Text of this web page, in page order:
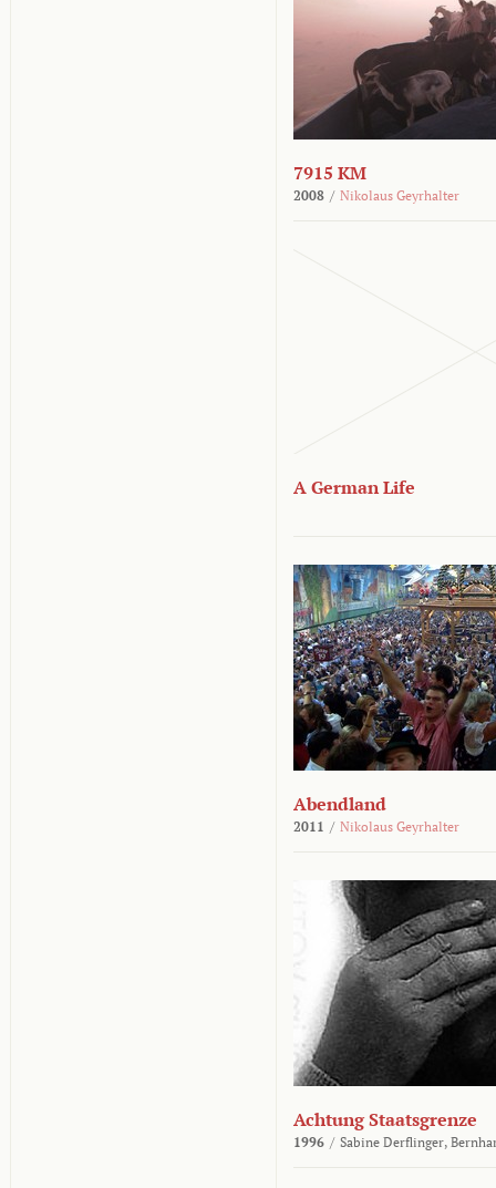
7915 KM
2008 / Nikolaus Geyrhalter
A German Life
Abendland
2011 / Nikolaus Geyrhalter
Achtung Staatsgrenze
1996 / Sabine Derflinger,